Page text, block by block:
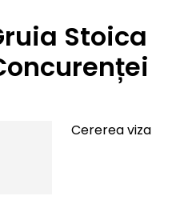
Stoica
Cererea viza